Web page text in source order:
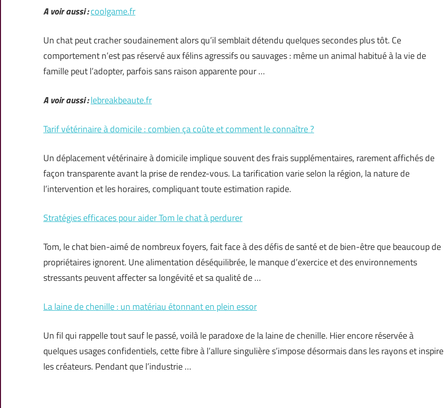
A voir aussi :coolgame.fr
Un chat peut cracher soudainement alors qu’il semblait détendu quelques secondes plus tôt. Ce
comportement n’est pas réservé aux félins agressifs ou sauvages : même un animal habitué à la vie de
famille peut l’adopter, parfois sans raison apparente pour …
A voir aussi :lebreakbeaute.fr
Tarif vétérinaire à domicile : combien ça coûte et comment le connaître ?
Un déplacement vétérinaire à domicile implique souvent des frais supplémentaires, rarement affichés de
façon transparente avant la prise de rendez-vous. La tarification varie selon la région, la nature de
l’intervention et les horaires, compliquant toute estimation rapide.
Stratégies efficaces pour aider Tom le chat à perdurer
Tom, le chat bien-aimé de nombreux foyers, fait face à des défis de santé et de bien-être que beaucoup de
propriétaires ignorent. Une alimentation déséquilibrée, le manque d’exercice et des environnements
stressants peuvent affecter sa longévité et sa qualité de …
La laine de chenille : un matériau étonnant en plein essor
Un fil qui rappelle tout sauf le passé, voilà le paradoxe de la laine de chenille. Hier encore réservée à
quelques usages confidentiels, cette fibre à l’allure singulière s’impose désormais dans les rayons et inspire
les créateurs. Pendant que l’industrie …